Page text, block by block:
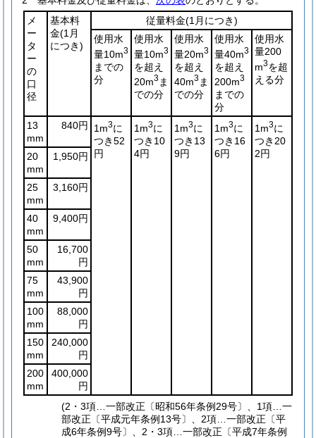
メ
ー
タ
ー
の
口
径
基本料
金(1月
につき)
従量料金(1月につき)
使用水
量10m3
までの
分
使用水
量10m3
を超え
20m3ま
での分
使用水
量20m3
を超え
40m3ま
での分
使用水
量40m3
を超え
200m3
までの
分
使用水
量200
m3を超
える分
13
mm
840円 1m3に
つき52
円
1m3に
つき10
4円
1m3に
つき13
9円
1m3に
つき16
6円
1m3に
つき20
2円
20
mm
1,950円
25
mm
3,160円
40
mm
9,400円
50
mm
16,700
円
75
mm
43,900
円
100
mm
88,000
円
150
mm
240,000
円
200
mm
400,000
円
(2・3項…一部改正〔昭和56年条例29号〕、1項…一
部改正〔平成元年条例13号〕、2項…一部改正〔平
成6年条例9号〕、2・3項…一部改正〔平成7年条例